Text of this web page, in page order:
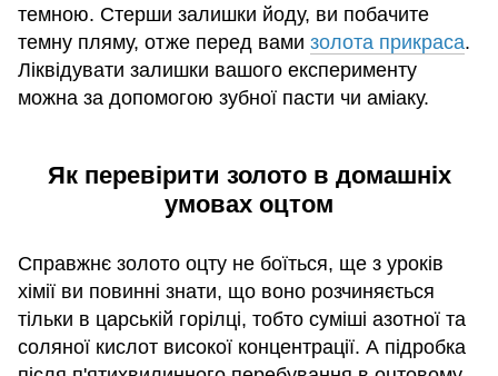
темною. Стерши залишки йоду, ви побачите
темну пляму, отже перед вами золота прикраса.
Ліквідувати залишки вашого експерименту
можна за допомогою зубної пасти чи аміаку.
Як перевірити золото в домашніх
умовах оцтом
Справжнє золото оцту не боїться, ще з уроків
хімії ви повинні знати, що воно розчиняється
тільки в царській горілці, тобто суміші азотної та
соляної кислот високої концентрації. А підробка